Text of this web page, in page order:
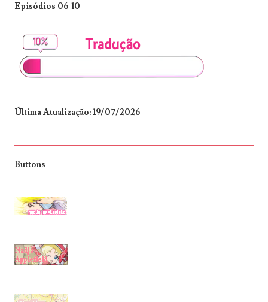
Episódios 06-10
Última Atualização: 19/07/2026
Buttons